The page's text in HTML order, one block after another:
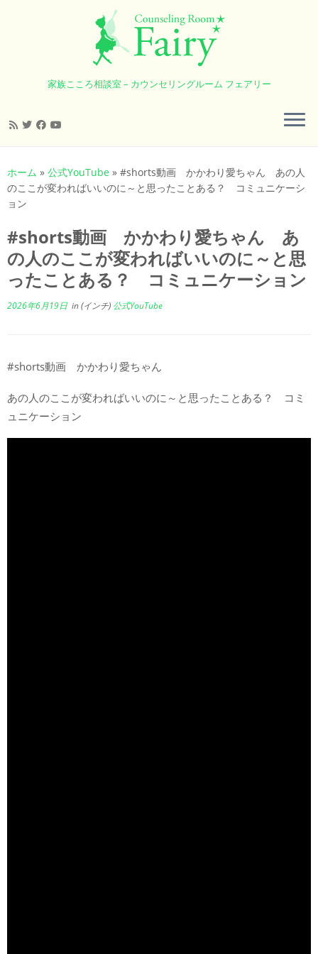
ン
テ
へ
ス
キ
家族こころ相談室 – カウンセリングルーム フェアリー
ホーム » 公式YouTube » #shorts動画 かかわり愛ちゃん あの人
のここが変わればいいのに～と思ったことある？ コミュニケーシ
ョン
#shorts動画 かかわり愛ちゃん あ
の人のここが変わればいいのに～と思
ったことある？ コミュニケーション
2026年6月19日 in (インチ) 公式YouTube
#shorts動画 かかわり愛ちゃん
あの人のここが変わればいいのに～と思ったことある？ コミ
ュニケーション